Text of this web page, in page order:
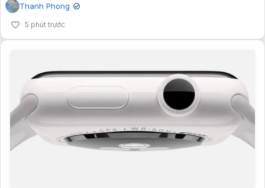
Thanh Phong ✔
5 phút trước